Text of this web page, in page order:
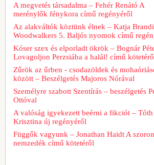
A megvetés társadalma – Fehér Renátó A
merénylők fénykora című regényéről
Az alakváltók köztünk élnek – Katja
Woodwalkers 5. Baljós nyomok című
Kóser szex és elporladt ökrök – Bognár
Lovagoljon Perzsiába a halál! című
Zűrök az űrben - csodazöldek és
között – Beszélgetés Majoros Nórával
Személyre szabott Szentírás – beszélgetés
Ottóval
A valóság igyekezett beérni a fikciót – Tóth
Krisztina új regényéről
Függők vagyunk – Jonathan Haidt A
nemzedék című kötetéről